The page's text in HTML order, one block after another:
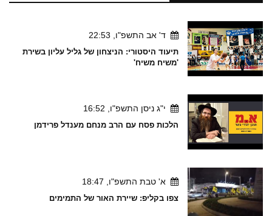
ד' אב התשפ"ו, 22:53
תיעוד היסטורי: הניצחון של גליל עליון בשירת
'משיח משיח'
י"ג ניסן התשפ"ו, 16:52
הלכות פסח עם הרב מנחם מענדל פרידמן
א' טבת התשפ"ו, 18:47
צפו בקליפ: שיירת האור של התמימים